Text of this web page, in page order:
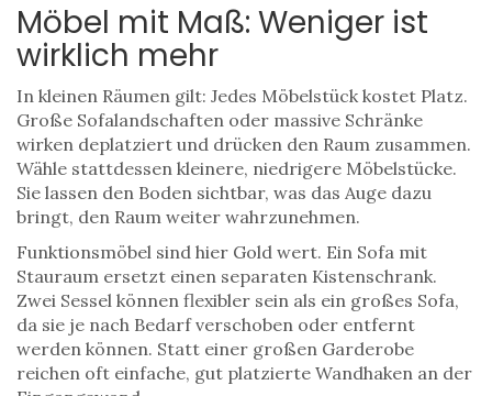
Möbel mit Maß: Weniger ist
wirklich mehr
In kleinen Räumen gilt: Jedes Möbelstück kostet Platz.
Große Sofalandschaften oder massive Schränke
wirken deplatziert und drücken den Raum zusammen.
Wähle stattdessen kleinere, niedrigere Möbelstücke.
Sie lassen den Boden sichtbar, was das Auge dazu
bringt, den Raum weiter wahrzunehmen.
Funktionsmöbel sind hier Gold wert. Ein Sofa mit
Stauraum ersetzt einen separaten Kistenschrank.
Zwei Sessel können flexibler sein als ein großes Sofa,
da sie je nach Bedarf verschoben oder entfernt
werden können. Statt einer großen Garderobe
reichen oft einfache, gut platzierte Wandhaken an der